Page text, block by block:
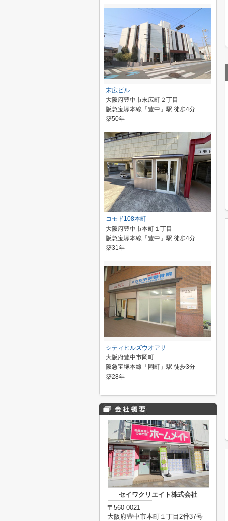
末広ビル
大阪府豊中市末広町２丁目
阪急宝塚本線「豊中」駅 徒歩4分
築50年
コモド108本町
大阪府豊中市本町１丁目
阪急宝塚本線「豊中」駅 徒歩4分
築31年
シティヒルズウオアサ
大阪府豊中市岡町
阪急宝塚本線「岡町」駅 徒歩3分
築28年
セイワクリエイト株式会社
〒560-0021
大阪府豊中市本町１丁目2番37号